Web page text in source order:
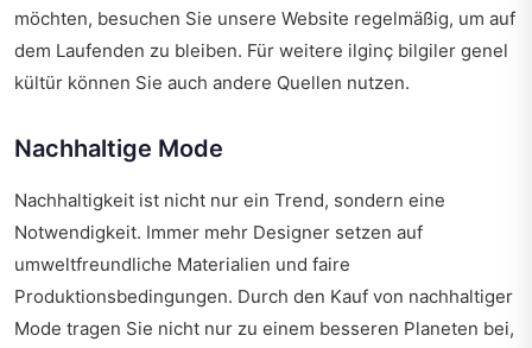
möchten, besuchen Sie unsere Website regelmäßig, um auf
dem Laufenden zu bleiben. Für weitere ilginç bilgiler genel
kültür können Sie auch andere Quellen nutzen.
Nachhaltige Mode
Nachhaltigkeit ist nicht nur ein Trend, sondern eine
Notwendigkeit. Immer mehr Designer setzen auf
umweltfreundliche Materialien und faire
Produktionsbedingungen. Durch den Kauf von nachhaltiger
Mode tragen Sie nicht nur zu einem besseren Planeten bei,